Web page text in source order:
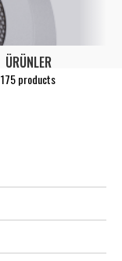
ÜRÜNLER
175 products